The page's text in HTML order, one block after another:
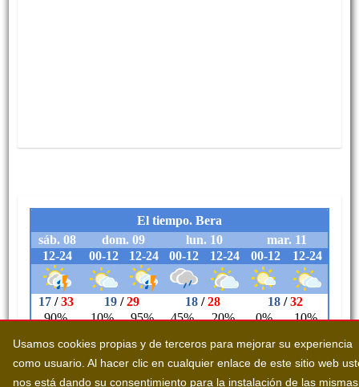
Usamos cookies propias y de terceros para mejorar su experiencia
como usuario. Al hacer clic en cualquier enlace de este sitio web
nos está dando su consentimiento para la instalación de las mismas